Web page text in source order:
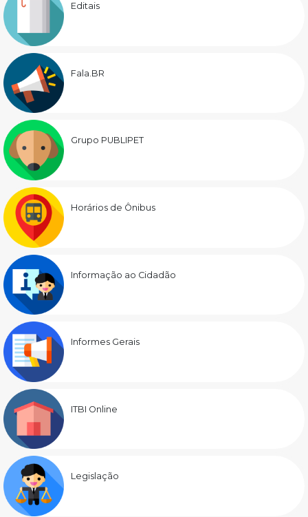
Editais
Fala.BR
Grupo PUBLIPET
Horários de Ônibus
Informação ao Cidadão
Informes Gerais
ITBI Online
Legislação